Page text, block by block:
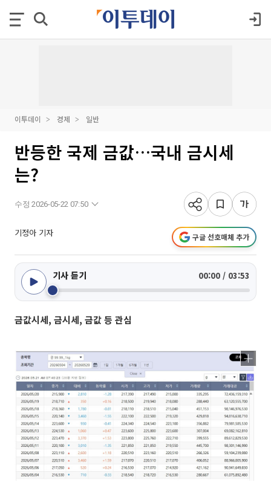
이투데이 경제 일반
반등한 국제 금값…국내 금시세
는?
수정 2026-05-22 07:50
기정아 기자 구글 선호매체 추가
기사 듣기 00:00 / 03:53
금값시세, 금시세, 금값 등 관심